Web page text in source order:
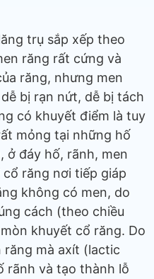
trụ sắp xếp theo
răng rất cứng và
răng, nhưng men
bị rạn nứt, dễ bị tách
có khuyết điểm là tuy
mỏng tại những hố
ở đáy hố, rãnh, men
răng nơi tiếp giáp
không có men, do
cách (theo chiều
khuyết cổ răng. Do
mà axít (lactic
rãnh và tạo thành lỗ